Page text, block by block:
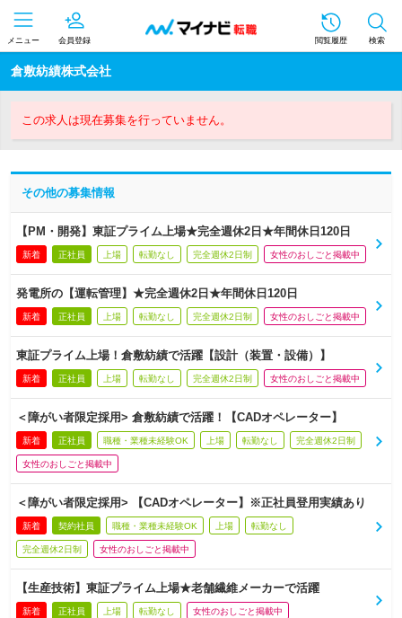
メニュー 会員登録 閲覧履歴 検索
倉敷紡績株式会社
この求人は現在募集を行っていません。
その他の募集情報
【PM・開発】東証プライム上場★完全週休2日★年間休日120日
新着 正社員 上場 転勤なし 完全週休2日制 女性のおしごと掲載中
発電所の【運転管理】★完全週休2日★年間休日120日
新着 正社員 上場 転勤なし 完全週休2日制 女性のおしごと掲載中
東証プライム上場！倉敷紡績で活躍【設計（装置・設備）】
新着 正社員 上場 転勤なし 完全週休2日制 女性のおしごと掲載中
＜障がい者限定採用> 倉敷紡績で活躍！【CADオペレーター】
新着 正社員 職種・業種未経験OK 上場 転勤なし 完全週休2日制
女性のおしごと掲載中
＜障がい者限定採用> 【CADオペレーター】※正社員登用実績あり
新着 契約社員 職種・業種未経験OK 上場 転勤なし
完全週休2日制 女性のおしごと掲載中
【生産技術】東証プライム上場★老舗繊維メーカーで活躍
新着 正社員 上場 転勤なし 女性のおしごと掲載中